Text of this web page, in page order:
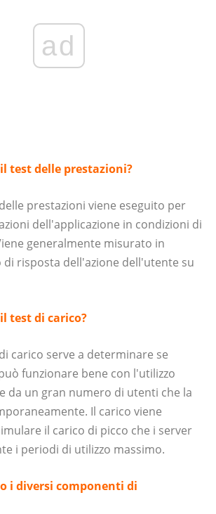
ad
il test delle prestazioni?
prestazioni viene eseguito per
dell'applicazione in condizioni di
generalmente misurato in
risposta dell'azione dell'utente su
il test di carico?
carico serve a determinare se
funzionare bene con l'utilizzo
da un gran numero di utenti che la
Il carico viene
il carico di picco che i server
i periodi di utilizzo massimo.
i diversi componenti di